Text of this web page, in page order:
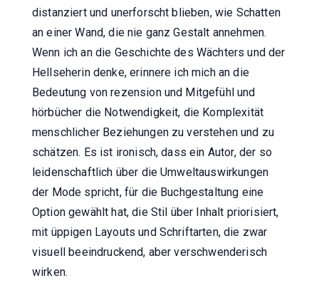
distanziert und unerforscht blieben, wie Schatten
an einer Wand, die nie ganz Gestalt annehmen.
Wenn ich an die Geschichte des Wächters und der
Hellseherin denke, erinnere ich mich an die
Bedeutung von rezension und Mitgefühl und
hörbücher die Notwendigkeit, die Komplexität
menschlicher Beziehungen zu verstehen und zu
schätzen. Es ist ironisch, dass ein Autor, der so
leidenschaftlich über die Umweltauswirkungen
der Mode spricht, für die Buchgestaltung eine
Option gewählt hat, die Stil über Inhalt priorisiert,
mit üppigen Layouts und Schriftarten, die zwar
visuell beeindruckend, aber verschwenderisch
wirken.